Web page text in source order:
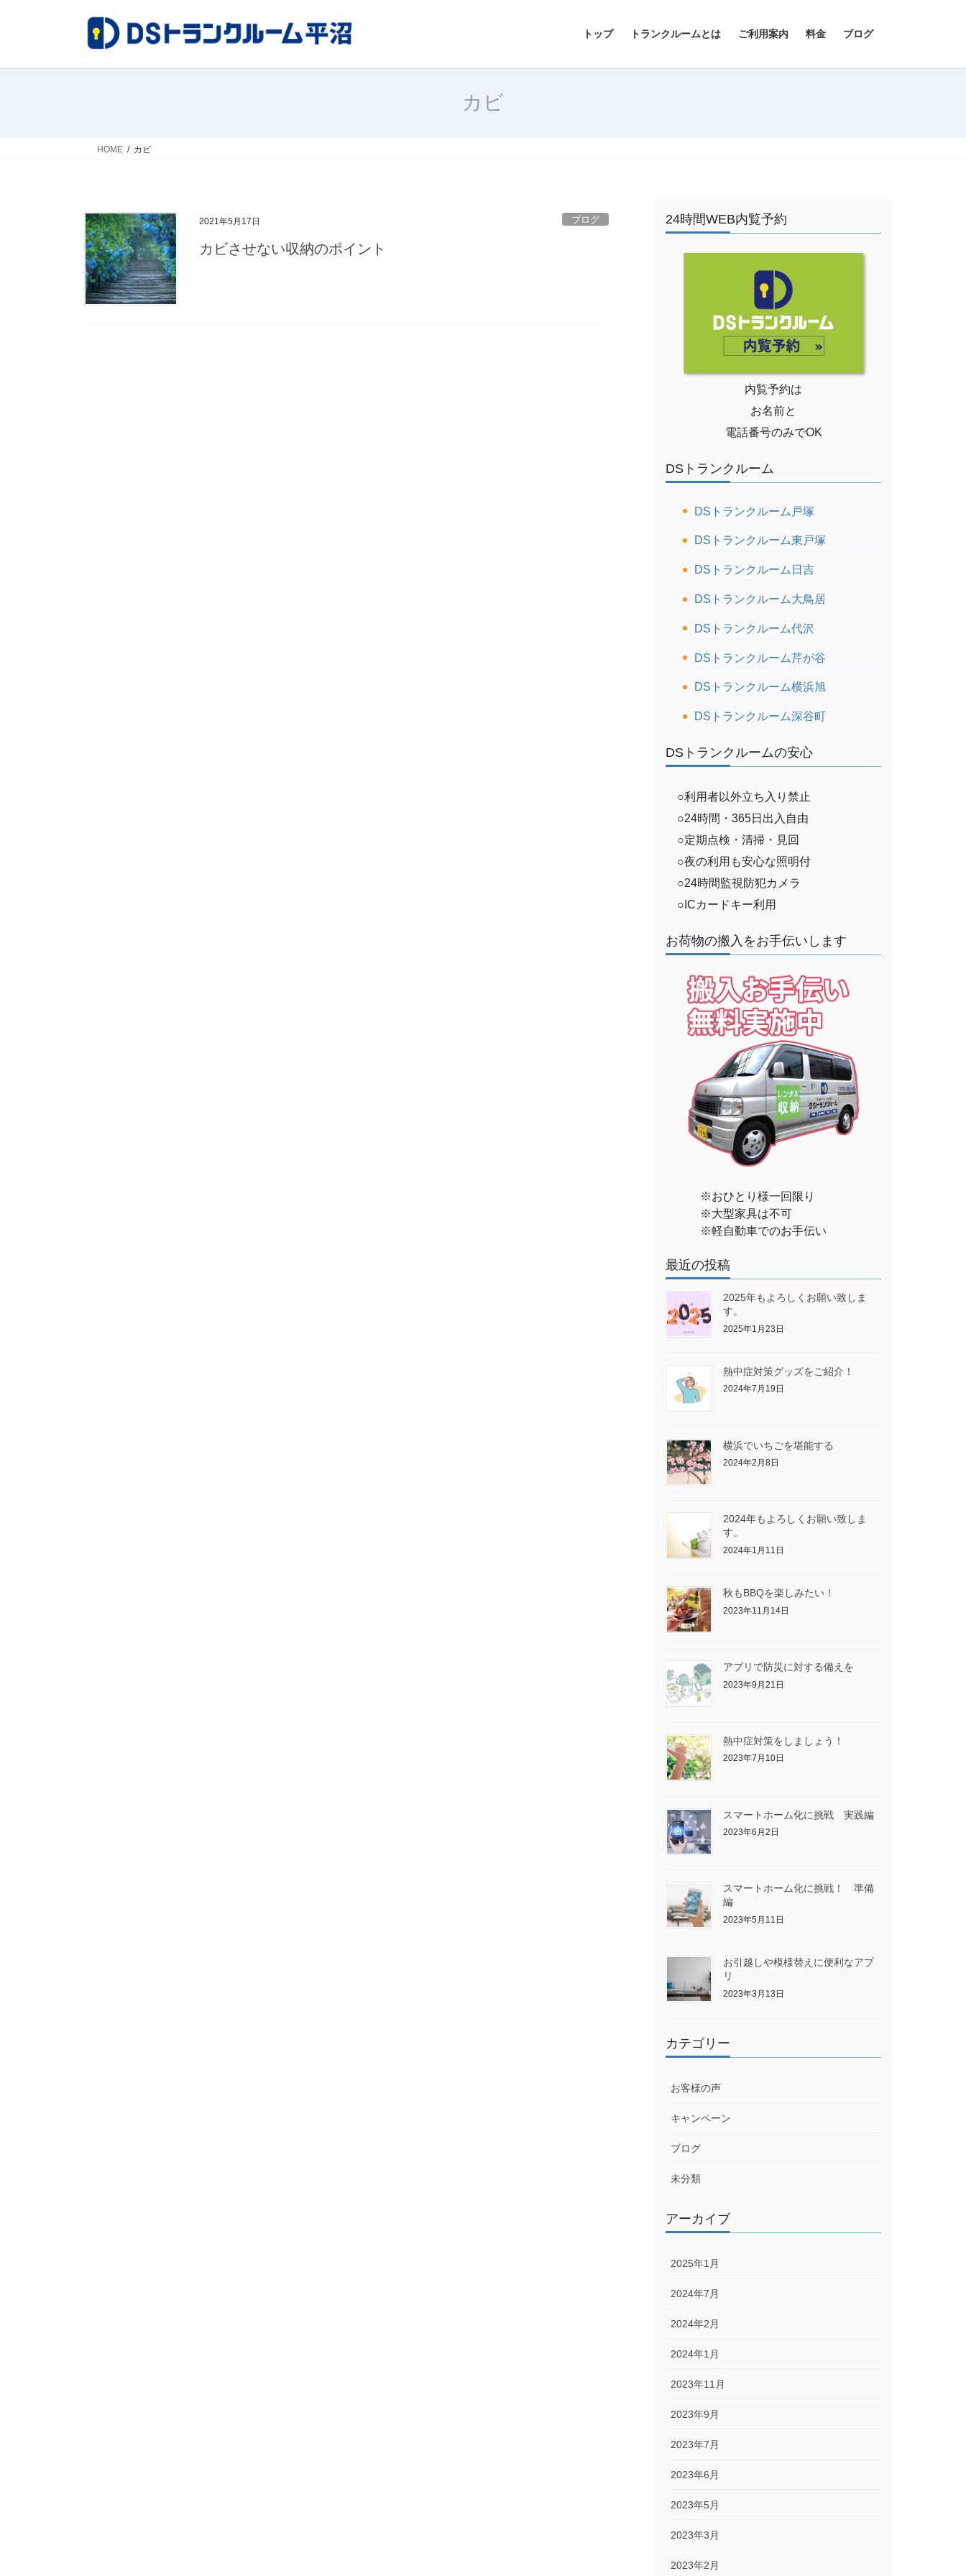
トップ トランクルームとは ご利用案内 料金 ブログ
カビ
HOME カビ
2021年5月17日 ブログ
カビさせない収納のポイント
24時間WEB内覧予約
内覧予約は
お名前と
電話番号のみでOK
DSトランクルーム
DSトランクルーム戸塚
DSトランクルーム東戸塚
DSトランクルーム日吉
DSトランクルーム大鳥居
DSトランクルーム代沢
DSトランクルーム芹が谷
DSトランクルーム横浜旭
DSトランクルーム深谷町
DSトランクルームの安心
○利用者以外立ち入り禁止
○24時間・365日出入自由
○定期点検・清掃・見回
○夜の利用も安心な照明付
○24時間監視防犯カメラ
○ICカードキー利用
お荷物の搬入をお手伝いします
※おひとり様一回限り
※大型家具は不可
※軽自動車でのお手伝い
最近の投稿
2025年もよろしくお願い致しま
す。
2025年1月23日
熱中症対策グッズをご紹介！
2024年7月19日
横浜でいちごを堪能する
2024年2月8日
2024年もよろしくお願い致しま
す。
2024年1月11日
秋もBBQを楽しみたい！
2023年11月14日
アプリで防災に対する備えを
2023年9月21日
熱中症対策をしましょう！
2023年7月10日
スマートホーム化に挑戦 実践編
2023年6月2日
スマートホーム化に挑戦！ 準備
編
2023年5月11日
お引越しや模様替えに便利なアプ
リ
2023年3月13日
カテゴリー
お客様の声
キャンペーン
ブログ
未分類
アーカイブ
2025年1月
2024年7月
2024年2月
2024年1月
2023年11月
2023年9月
2023年7月
2023年6月
2023年5月
2023年3月
2023年2月